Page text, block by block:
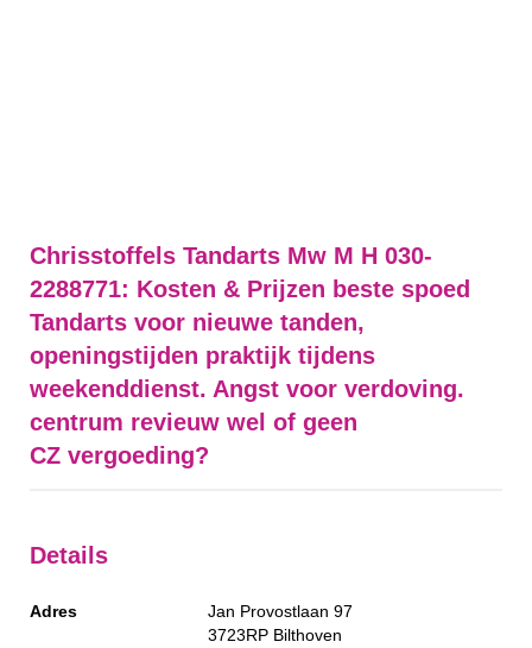
Chrisstoffels Tandarts Mw M H 030-
2288771: Kosten & Prijzen beste spoed
Tandarts voor nieuwe tanden,
openingstijden praktijk tijdens
weekenddienst. Angst voor verdoving.
centrum revieuw wel of geen
CZ vergoeding?
Details
Adres
Jan Provostlaan 97
3723RP Bilthoven